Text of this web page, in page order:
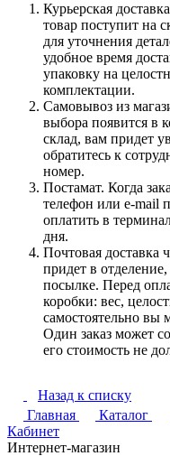
Курьерская
товар поступит на
для уточнения
удобное время
упаковку на
комплектации.
Самовывоз из
выбора появится в
склад, вам придет
обратитесь к
номер.
Постамат. Когда
телефон или e-mail
оплатить в
дня.
Почтовая доставка
придет в
посылке. Перед
коробки: вес,
самостоятельно вы
Один заказ может
его стоимость не
Назад к списку
Главная
Каталог
Кабинет
Интернет-магазин